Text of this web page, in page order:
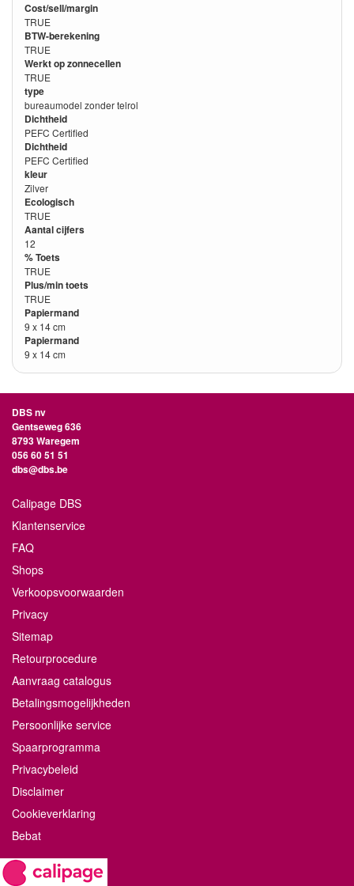
Cost/sell/margin
TRUE
BTW-berekening
TRUE
Werkt op zonnecellen
TRUE
type
bureaumodel zonder telrol
Dichtheid
PEFC Certified
Dichtheid
PEFC Certified
kleur
Zilver
Ecologisch
TRUE
Aantal cijfers
12
% Toets
TRUE
Plus/min toets
TRUE
Papiermand
9 x 14 cm
Papiermand
9 x 14 cm
DBS nv
Gentseweg 636
8793 Waregem
056 60 51 51
dbs@dbs.be
Calipage DBS
Klantenservice
FAQ
Shops
Verkoopsvoorwaarden
Privacy
Sitemap
Retourprocedure
Aanvraag catalogus
Betalingsmogelijkheden
Persoonlijke service
Spaarprogramma
Privacybeleid
Disclaimer
Cookieverklaring
Bebat